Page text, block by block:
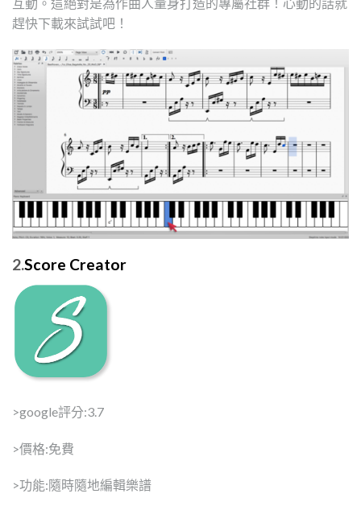
趕快下載來試試吧！
2.Score Creator
>google評分:3.7
>價格:免費
>功能:隨時隨地編輯樂譜